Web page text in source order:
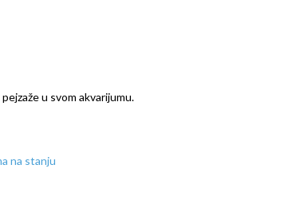
u svom akvarijumu.
na stanju